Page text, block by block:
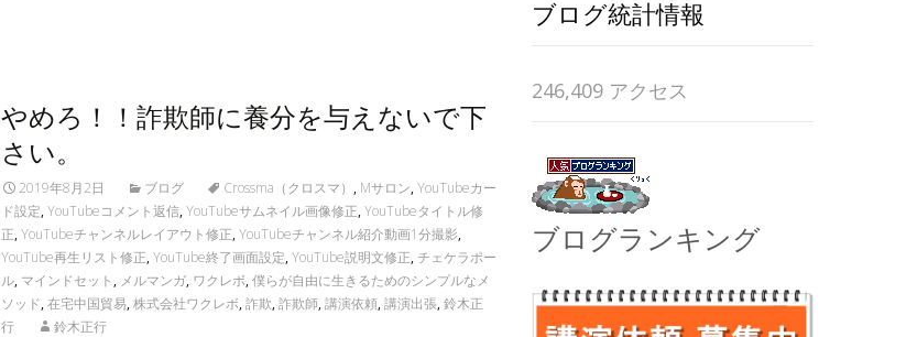
やめろ！！詐欺師に養分を与えないで下
さい。
2019年8月2日 ブログ Crossma（クロスマ） , Mサロン,YouTubeカー
ド設定,YouTubeコメント返信,YouTubeサムネイル画像修正,YouTubeタイトル修
正,YouTubeチャンネルレイアウト修正,YouTubeチャンネル紹介動画1分撮影,
YouTube再生リスト修正,YouTube終了画面設定,YouTube説明文修正,チェケラポー
ル, マインドセット , メルマンガ, ワクレボ,僕らが自由に生きるためのシンプルなメ
ソッド,在宅中国貿易,株式会社ワクレボ,詐欺,詐欺師,講演依頼,講演出張,鈴木正
行
鈴木正行
ブログ統計情報
246,409 アクセス
ブログランキング